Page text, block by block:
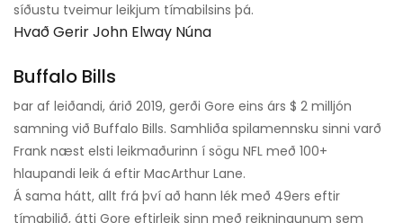
síðustu tveimur leikjum tímabilsins þá.
Hvað Gerir John Elway Núna
Buffalo Bills
Þar af leiðandi, árið 2019, gerði Gore eins árs $ 2 milljón
samning við Buffalo Bills. Samhliða spilamennsku sinni varð
Frank næst elsti leikmaðurinn í sögu NFL með 100+
hlaupandi leik á eftir MacArthur Lane.
Á sama hátt, allt frá því að hann lék með 49ers eftir
tímabilið, átti Gore eftirleik sinn með reikningunum sem